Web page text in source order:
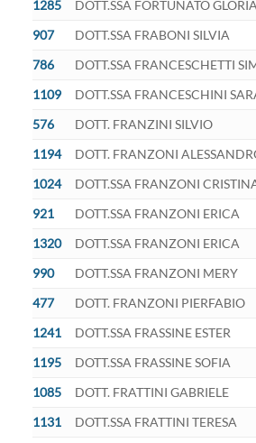
1285 DOTT.SSA FORTUNATO
907
DOTT.SSA FRABONI SILVIA
786
DOTT.SSA FRANCESCHETTI
1109
DOTT.SSA FRANCESCHINI
576
DOTT. FRANZINI SILVIO
1194
DOTT. FRANZONI
1024
DOTT.SSA FRANZONI
921
DOTT.SSA FRANZONI ERICA
1320
DOTT.SSA FRANZONI ERICA
990
DOTT.SSA FRANZONI MERY
477
DOTT. FRANZONI PIERFABIO
1241
DOTT.SSA FRASSINE ESTER
1195
DOTT.SSA FRASSINE SOFIA
1085
DOTT. FRATTINI GABRIELE
1131
DOTT.SSA FRATTINI TERESA